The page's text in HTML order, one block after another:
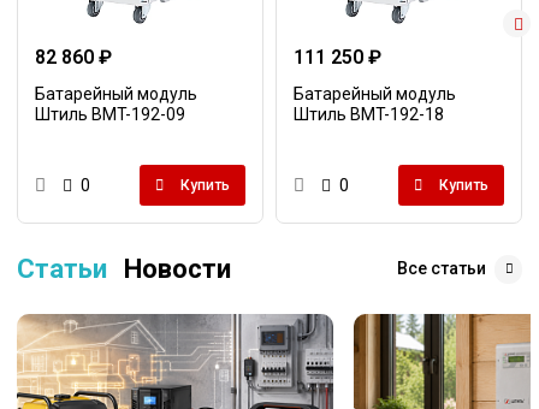
82 860 ₽
Батарейный модуль
Штиль BMT-192-09
0 Купить
111 250 ₽
Батарейный модуль
Штиль BMT-192-18
0 Купить
Статьи Новости Все статьи